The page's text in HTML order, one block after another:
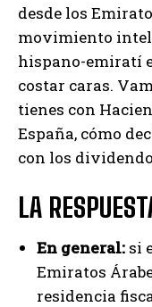
desde los
movimiento
hispano-emiratí
costar caras.
tienes con
España, cómo
con los
LA
En general: si
Emiratos
residencia